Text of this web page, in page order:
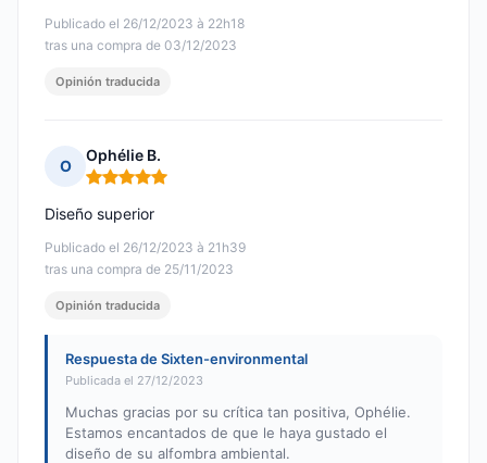
Publicado el 26/12/2023 à 22h18
tras una compra de 03/12/2023
Opinión traducida
O
Ophélie B.
Nota: 5 de 5
Publicado el 26/12/2023 à 21h39
tras una compra de 25/11/2023
Diseño superior
Opinión traducida
Respuesta de Sixten-environmental
Publicada el 27/12/2023
Muchas gracias por su crítica tan positiva, Ophélie.
Estamos encantados de que le haya gustado el
diseño de su alfombra ambiental.